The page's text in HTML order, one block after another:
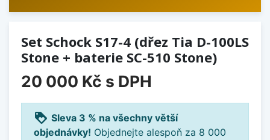
Set Schock S17-4 (dřez Tia D-100LS
Stone + baterie SC-510 Stone)
20 000 Kč s DPH
loyalty Sleva 3 % na všechny větší
objednávky! Objednejte alespoň za 8 000